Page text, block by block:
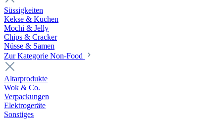
Süssigkeiten
Kekse & Kuchen
Mochi & Jelly
Chips & Cracker
Nüsse & Samen
Zur Kategorie Non-Food
Altarprodukte
Wok & Co.
Verpackungen
Elektrogeräte
Sonstiges